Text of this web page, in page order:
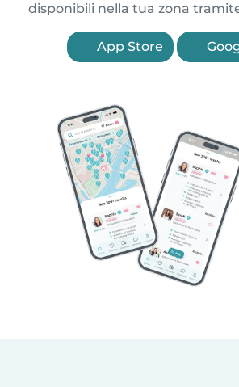
disponibili nella tua zona
App Store